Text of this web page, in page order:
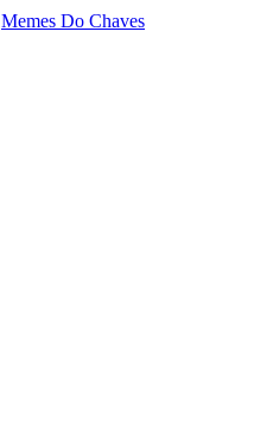
Memes Do Chaves